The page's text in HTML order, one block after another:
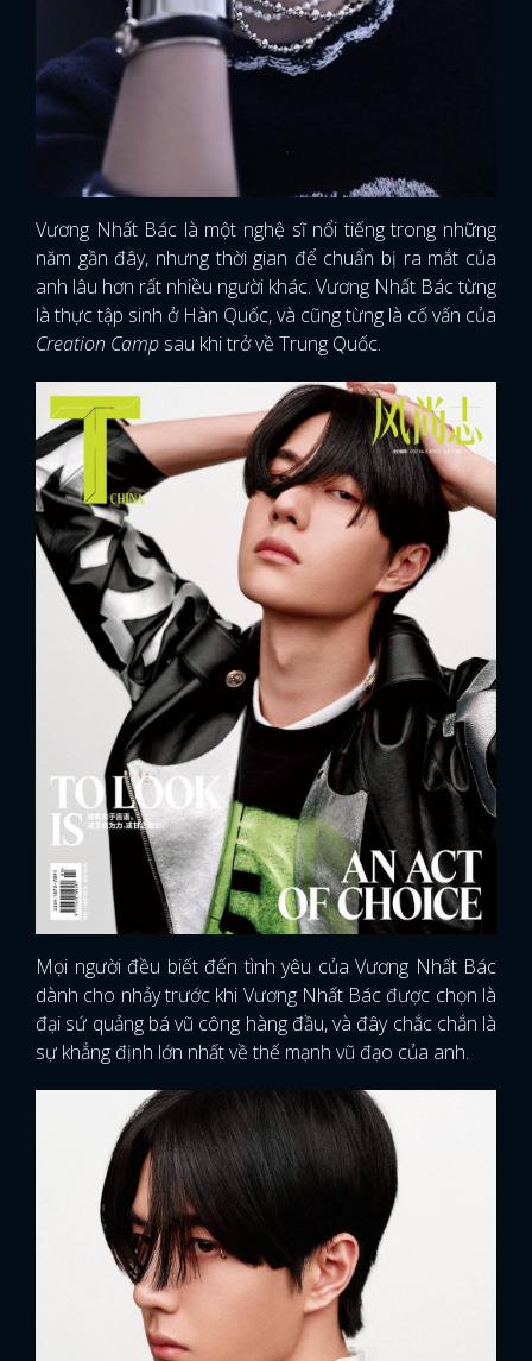
Vương Nhất Bác là một nghệ sĩ nổi tiếng trong những
năm gần đây, nhưng thời gian để chuẩn bị ra mắt của
anh lâu hơn rất nhiều người khác. Vương Nhất Bác từng
là thực tập sinh ở Hàn Quốc, và cũng từng là cố vấn của
Creation Camp sau khi trở về Trung Quốc.
Mọi người đều biết đến tình yêu của Vương Nhất Bác
dành cho nhảy trước khi Vương Nhất Bác được chọn là
đại sứ quảng bá vũ công hàng đầu, và đây chắc chắn là
sự khẳng định lớn nhất về thế mạnh vũ đạo của anh.